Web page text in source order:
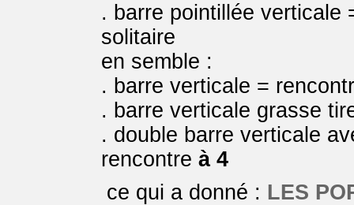
. barre pointillée verticale
solitaire
en semble :
. barre verticale =
. barre verticale grasse
. double barre verticale
rencontre à 4
ce qui a donné : LES